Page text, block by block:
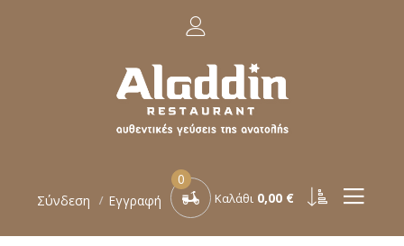
Σύνδεση Εγγραφή
0
Καλάθι 0,00 €